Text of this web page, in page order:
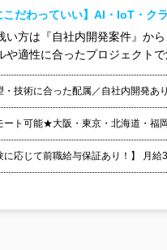
こだわっていい】AI・IoT・
方は『自社内開発案件』か
や適性に合ったプロジェクト
・技術に合った配属／自社内開発
ト可能★大阪・東京・北海道・福
に応じて前職給与保証あり！】 月